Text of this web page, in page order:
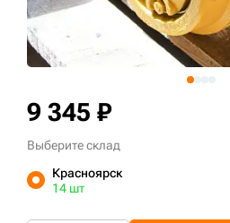
9 345 ₽
Выберите склад
Красноярск
14 шт
+7 (499) 394-50-93